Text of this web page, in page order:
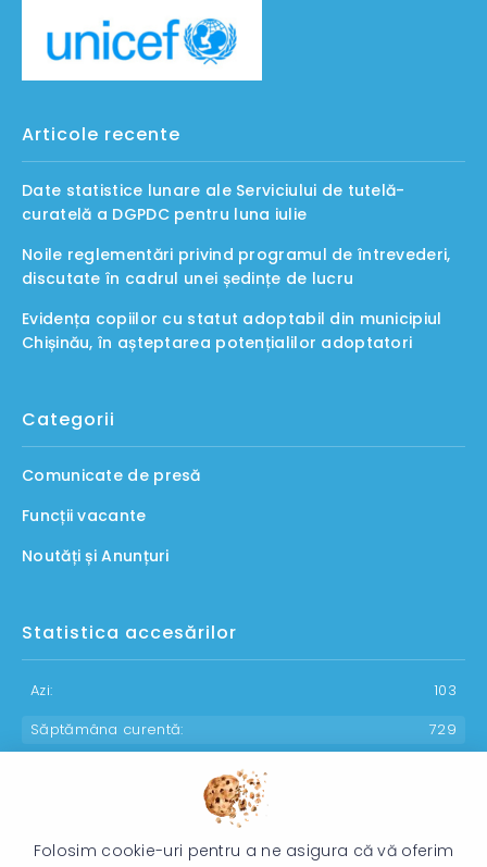
Articole recente
Date statistice lunare ale Serviciului de tutelă-
curatelă a DGPDC pentru luna iulie
Noile reglementări privind programul de întrevederi,
discutate în cadrul unei ședințe de lucru
Evidența copiilor cu statut adoptabil din municipiul
Chișinău, în așteptarea potențialilor adoptatori
Categorii
Comunicate de presă
Funcții vacante
Noutăți și Anunțuri
Statistica accesărilor
Azi:
103
Săptămâna curentă:
729
Folosim cookie-uri pentru a ne asigura că vă oferim